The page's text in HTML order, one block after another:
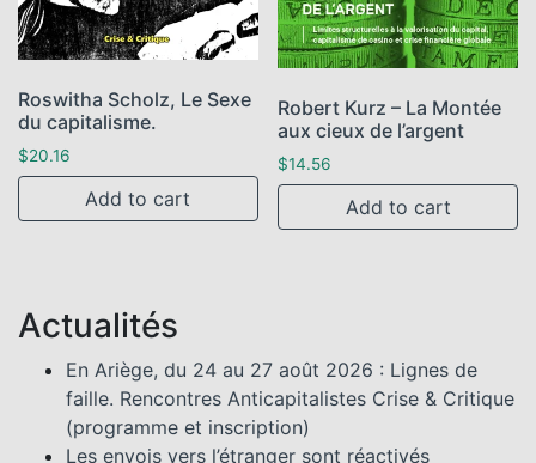
Roswitha Scholz, Le Sexe
du capitalisme.
$20.16
Add to cart
Robert Kurz – La Montée
aux cieux de l’argent
$14.56
Add to cart
Actualités
En Ariège, du 24 au 27 août 2026 : Lignes de
faille. Rencontres Anticapitalistes Crise & Critique
(programme et inscription)
Les envois vers l’étranger sont réactivés